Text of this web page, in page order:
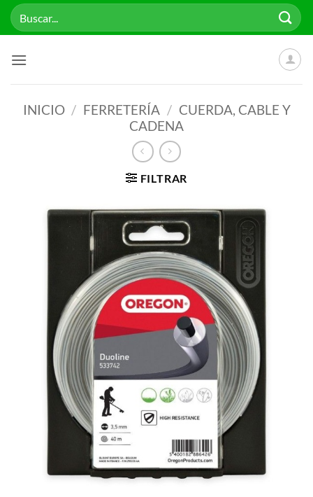
Saltar
Buscar
por:
INICIO / FERRETERÍA / CUERDA, CABLE Y
CADENA
FILTRAR